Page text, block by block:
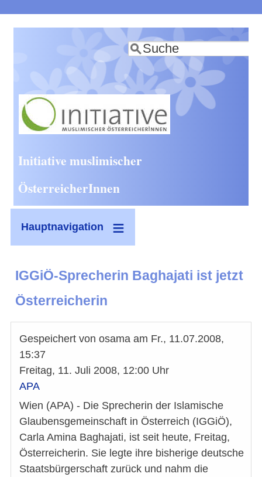
zum
Inhalt
Suche
Initiative muslimischer
ÖsterreicherInnen
Hauptnavigation
IGGiÖ-Sprecherin Baghajati ist jetzt
Österreicherin
Gespeichert von osama am Fr., 11.07.2008,
15:37
Freitag, 11. Juli 2008, 12:00 Uhr
APA
Wien (APA) - Die Sprecherin der Islamische
Glaubensgemeinschaft in Österreich (IGGiÖ),
Carla Amina Baghajati, ist seit heute, Freitag,
Österreicherin. Sie legte ihre bisherige deutsche
Staatsbürgerschaft zurück und nahm die